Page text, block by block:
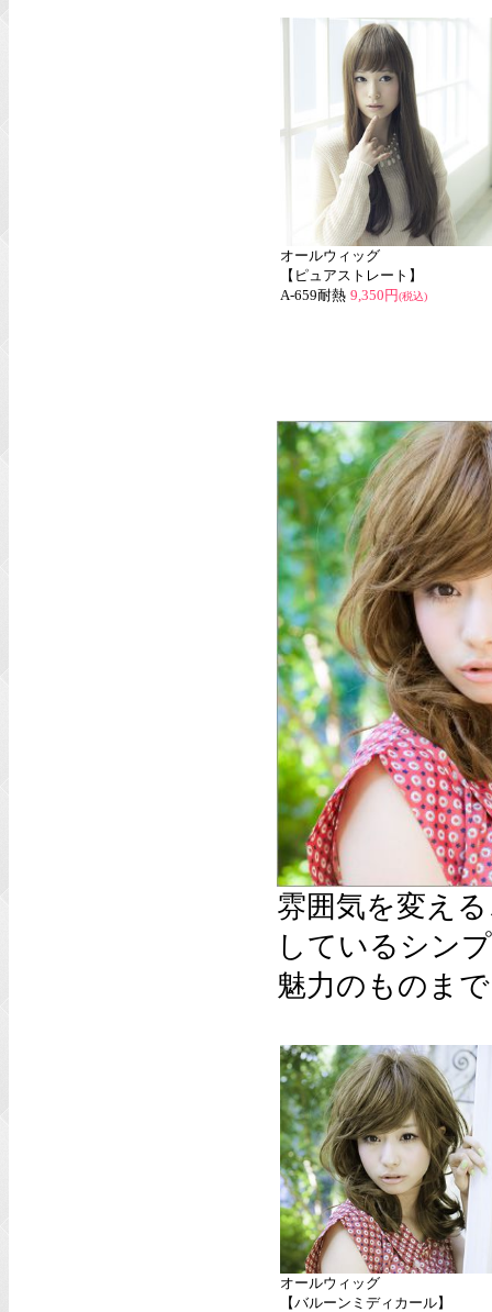
オールウィッグ
【ピュアストレート】
A-659耐熱 9,350円(税込)
雰囲気を変え
しているシン
魅力のものま
オールウィッグ
【バルーンミディカール】